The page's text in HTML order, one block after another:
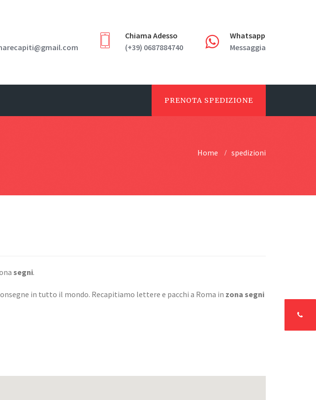
Chiama Adesso
(+39) 0687884740
Whatsapp
Messaggia
PRENOTA SPEDIZIONE
Home spedizioni
segni.
in tutto il mondo. Recapitiamo lettere e pacchi a Roma in zona segni